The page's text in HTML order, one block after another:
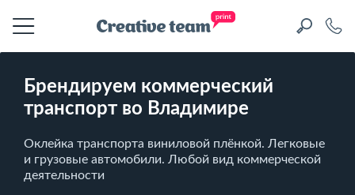
Брендируем коммерческий
транспорт во Владимире
Оклейка транспорта виниловой плёнкой. Легковые
и грузовые автомобили. Любой вид коммерческой
деятельности